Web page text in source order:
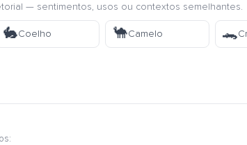
— sentimentos, usos ou contextos semelhantes.
🐇Coelho 🐪Camelo 🐊